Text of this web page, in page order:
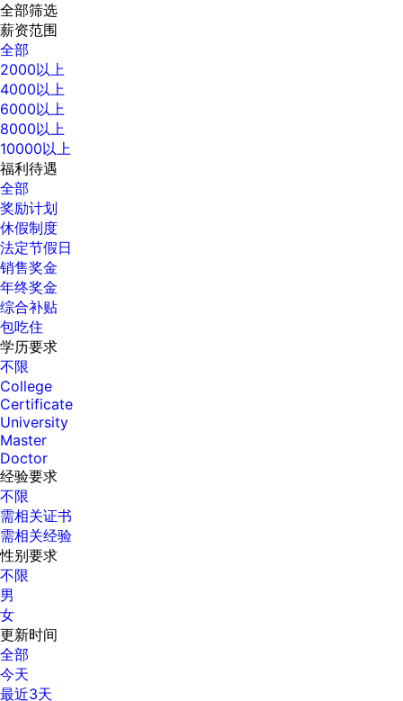
全部筛选
薪资范围
全部
2000以上
4000以上
6000以上
8000以上
10000以上
福利待遇
全部
奖励计划
休假制度
法定节假日
销售奖金
年终奖金
综合补贴
包吃住
学历要求
不限
College
Certificate
University
Master
Doctor
经验要求
不限
需相关证书
需相关经验
性别要求
不限
男
女
更新时间
全部
今天
最近3天